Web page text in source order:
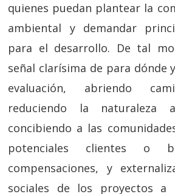
quienes puedan plantear la
ambiental y demandar
para el desarrollo. De tal
señal clarísima de para dónde
evaluación, abriendo
reduciendo la naturaleza
concibiendo a las
potenciales clientes o
compensaciones, y
sociales de los proyectos a